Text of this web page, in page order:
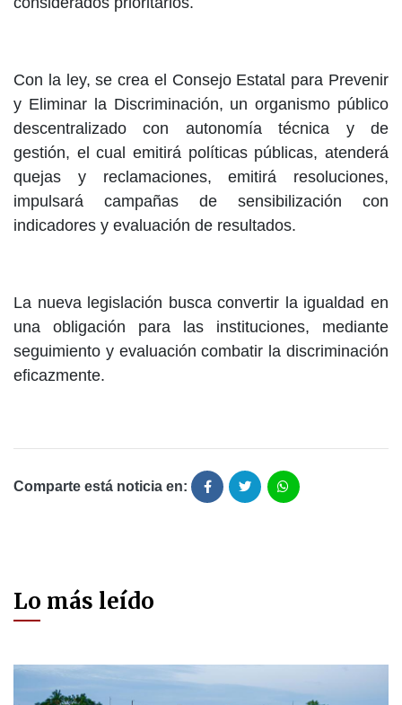
Con la ley, se crea el Consejo Estatal para Prevenir
y Eliminar la Discriminación, un organismo público
descentralizado con autonomía técnica y de
gestión, el cual emitirá políticas públicas, atenderá
quejas y reclamaciones, emitirá resoluciones,
impulsará campañas de sensibilización con
indicadores y evaluación de resultados.
La nueva legislación busca convertir la igualdad en
una obligación para las instituciones, mediante
seguimiento y evaluación combatir la discriminación
eficazmente.
Comparte está noticia en:
Lo más leído